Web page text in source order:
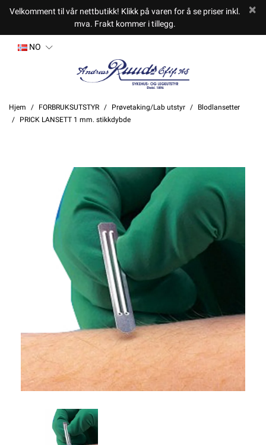
Velkomment til vår nettbutikk! Klikk på varen for å se priser inkl.
mva. Frakt kommer i tillegg.
NO
Hjem FORBRUKSUTSTYR Prøvetaking/Lab utstyr
Blodlansetter
PRICK LANSETT 1 mm. stikkdybde